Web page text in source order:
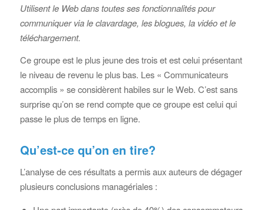
Utilisent le Web dans toutes ses fonctionnalités pour
communiquer via le clavardage, les blogues, la vidéo et le
téléchargement.
Ce groupe est le plus jeune des trois et est celui présentant
le niveau de revenu le plus bas. Les « Communicateurs
accomplis » se considèrent habiles sur le Web. C’est sans
surprise qu’on se rend compte que ce groupe est celui qui
passe le plus de temps en ligne.
Qu’est-ce qu’on en tire?
L’analyse de ces résultats a permis aux auteurs de dégager
plusieurs conclusions managériales :